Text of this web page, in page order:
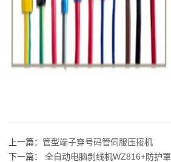
上一篇： 管型端子穿号码管伺服压接机
下一篇： 全自动电脑剥线机WZ816+防护罩